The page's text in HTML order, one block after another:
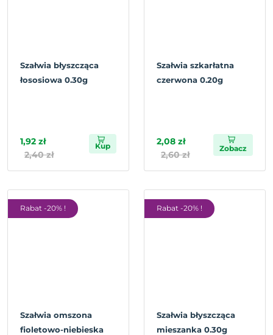
Szałwia błyszcząca
łososiowa 0.30g
1,92 zł
2,40 zł
Kup
Szałwia szkarłatna
czerwona 0.20g
2,08 zł
2,60 zł
Zobacz
Rabat -20% !
Szałwia omszona
fioletowo-niebieska
Rabat -20% !
Szałwia błyszcząca
mieszanka 0.30g